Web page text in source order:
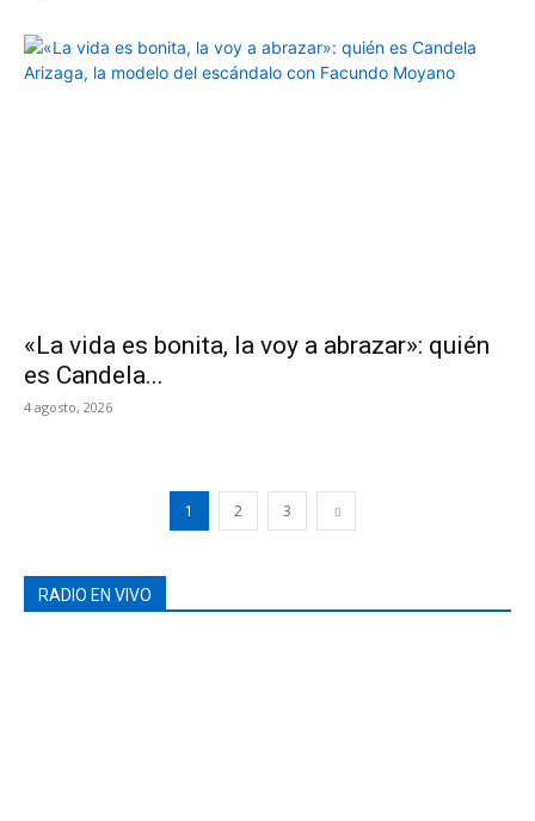
«La vida es bonita, la voy a abrazar»: quién
es Candela...
4 agosto, 2026
1 2 3
RADIO EN VIVO